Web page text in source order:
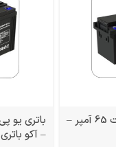
باتری یو پی اس 12ولت 65 آمپر –
– آکو باتری